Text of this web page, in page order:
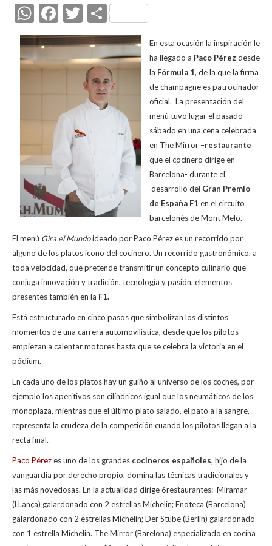
W
h
at
s
F
ac
e
b
o
T
w
itt
er
C
o
m
p
ar
ti
En esta ocasión la inspiración le
ha llegado a Paco Pérez desde
la Fórmula 1, de la que la firma
de champagne es patrocinador
oficial. La presentación del
menú tuvo lugar el pasado
sábado en una cena celebrada
en The Mirror –restaurante
que el cocinero dirige en
Barcelona- durante el
desarrollo del Gran Premio
de España F1 en el circuito
barcelonés de Mont Melo.
El menú Gira el Mundoideado por Paco Pérez es un recorrido por
alguno de los platos icono del cocinero. Un recorrido gastronómico, a
toda velocidad, que pretende transmitir un concepto culinario que
conjuga innovación y tradición, tecnología y pasión, elementos
presentes también en la F1.
Está estructurado en cinco pasos que simbolizan los distintos
momentos de una carrera automovilística, desde que los pilotos
empiezan a calentar motores hasta que se celebra la victoria en el
pódium.
En cada uno de los platos hay un guiño al universo de los coches, por
ejemplo los aperitivos son cilíndricos igual que los neumáticos de los
monoplaza, mientras que el último plato salado, el pato a la sangre,
representa la crudeza de la competición cuando los pilotos llegan a la
recta final.
Paco Pérezes uno de los grandes cocineros españoles, hijo de la
vanguardia por derecho propio, domina las técnicas tradicionales y
las más novedosas. En la actualidad dirige 6restaurantes: Miramar
(LLança) galardonado con 2 estrellas Michelin; Enoteca (Barcelona)
galardonado con 2 estrellas Michelin; Der Stube (Berlín) galardonado
con 1 estrella Michelin. The Mirror (Barelona) especializado en cocina